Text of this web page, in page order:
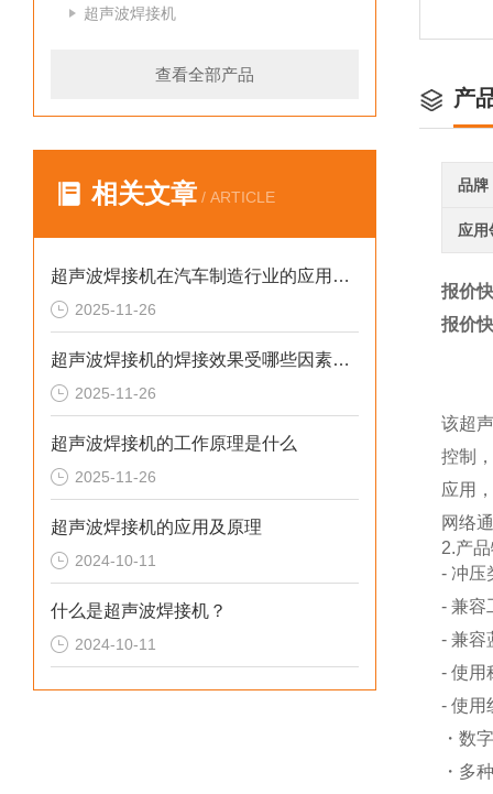
超声波焊接机
查看全部产品
相关文章 / ARTICLE
超声波焊接机在汽车制造行业的应用案例
2025-11-26
超声波焊接机的焊接效果受哪些因素影响
2025-11-26
超声波焊接机的工作原理是什么
2025-11-26
超声波焊接机的应用及原理
2024-10-11
什么是超声波焊接机？
2024-10-11
产
品牌
应用
报价
报价
该超
控制
应用
网络
2.产
- 冲压
- 兼容
- 兼容
- 使用
- 使用
・数
・多